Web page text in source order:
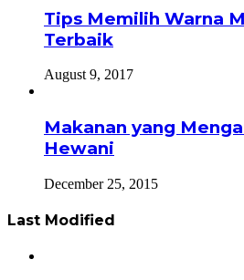
Tips Memilih Warna
Terbaik
August 9, 2017
Makanan yang
Hewani
December 25, 2015
Last Modified